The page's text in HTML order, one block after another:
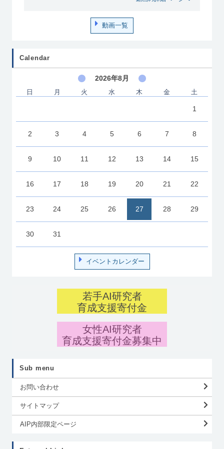
動画一覧
Calendar
2026年8月
日 月 火 水 木 金 土
1
2 3 4 5 6 7 8
9 10 11 12 13 14 15
16 17 18 19 20 21 22
23 24 25 26 27 28 29
30 31
イベントカレンダー
若手AI研究者
育成支援寄付金
女性AI研究者
育成支援寄付金募集中
Sub menu
お問い合わせ
サイトマップ
AIP内部限定ページ